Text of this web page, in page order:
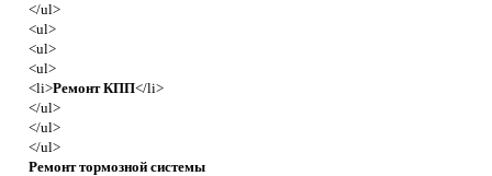
</ul>
<ul>
<ul>
<ul>
<li>Ремонт КПП</li>
</ul>
</ul>
</ul>
Ремонт тормозной системы